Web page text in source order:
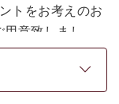
トをお考えのお
意致しまし
お伝えし